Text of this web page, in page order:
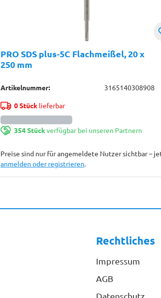
PRO SDS plus-5C Flachmeißel, 20 x
250 mm
Artikelnummer: 3165140308908
0 Stücklieferbar
354 Stückverfügbar bei unseren Partnern
Preise sind nur für angemeldete Nutzer sichtbar –
anmelden oder registrieren.
Rechtliches
Impressum
AGB
Datenschutz